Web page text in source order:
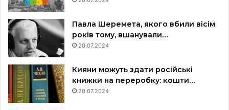
Павла Шеремета, якого вбили вісім
років тому, вшанували…
20.07.2024
Кияни можуть здати російські
книжки на переробку: кошти…
20.07.2024